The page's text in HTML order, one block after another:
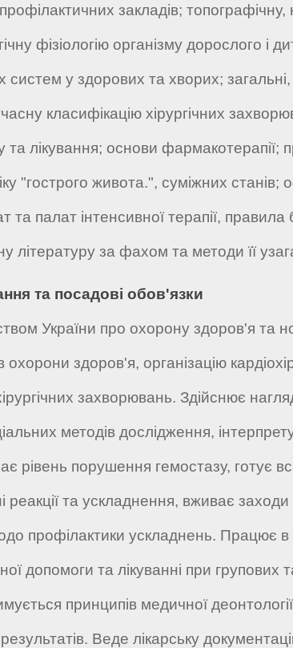
закладів;
фізіологію організму дорослого і
у здорових та хворих;
класифікацію хірургічних
лікування; основи фармакотерапії;
"гострого живота.", суміжних станів;
та палат інтенсивної терапії,
літературу за фахом та методи її
та посадові обов'язки
України про охорону здоров'я та
охорони здоров'я, організацію
захворювань. Здійснює
методів дослідження,
рівень порушення гемостазу, готує
реакції та ускладнення, вживає
профілактики ускладнень. Працює в
допомоги та лікуванні при
принципів медичної
Веде лікарську